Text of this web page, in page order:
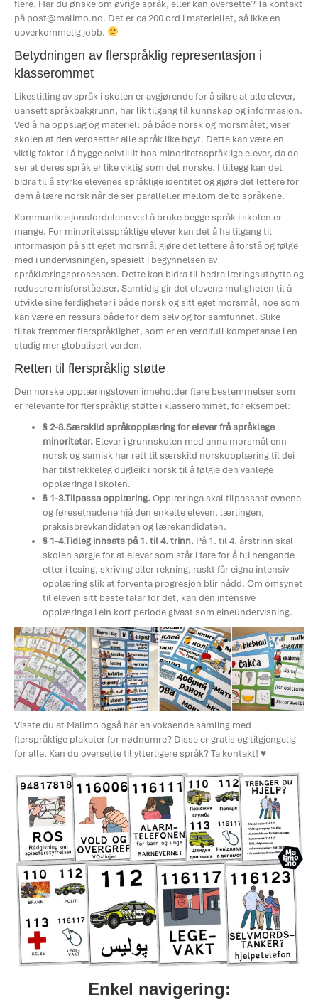
flere. Har du ønske om øvrige språk, eller kan oversette? Ta kontakt
på post@malimo.no. Det er ca 200 ord i materiellet, så ikke en
uoverkommelig jobb.
Betydningen av flerspråklig representasjon i
klasserommet
Likestilling av språk i skolen er avgjørende for å sikre at alle elever,
uansett språkbakgrunn, har lik tilgang til kunnskap og informasjon.
Ved å ha oppslag og materiell på både norsk og morsmålet, viser
skolen at den verdsetter alle språk like høyt. Dette kan være en
viktig faktor i å bygge selvtillit hos minoritetsspråklige elever, da de
ser at deres språk er like viktig som det norske. I tillegg kan det
bidra til å styrke elevenes språklige identitet og gjøre det lettere for
dem å lære norsk når de ser paralleller mellom de to språkene.
Kommunikasjonsfordelene ved å bruke begge språk i skolen er
mange. For minoritetsspråklige elever kan det å ha tilgang til
informasjon på sitt eget morsmål gjøre det lettere å forstå og følge
med i undervisningen, spesielt i begynnelsen av
språklæringsprosessen. Dette kan bidra til bedre læringsutbytte og
redusere misforståelser. Samtidig gir det elevene muligheten til å
utvikle sine ferdigheter i både norsk og sitt eget morsmål, noe som
kan være en ressurs både for dem selv og for samfunnet. Slike
tiltak fremmer flerspråklighet, som er en verdifull kompetanse i en
stadig mer globalisert verden.
Retten til flerspråklig støtte
Den norske opplæringsloven inneholder flere bestemmelser som
er relevante for flerspråklig støtte i klasserommet, for eksempel:
§ 2-8.Særskild språkopplæring for elevar frå språklege
minoritetar. Elevar i grunnskolen med anna morsmål enn
norsk og samisk har rett til særskild norskopplæring til dei
har tilstrekkeleg dugleik i norsk til å følgje den vanlege
opplæringa i skolen.
§ 1-3.Tilpassa opplæring.Opplæringa skal tilpassast evnene
og føresetnadene hjå den enkelte eleven, lærlingen,
praksisbrevkandidaten og lærekandidaten.
§ 1-4.Tidleg innsats på 1. til 4. trinn. På 1. til 4. årstrinn skal
skolen sørgje for at elevar som står i fare for å bli hengande
etter i lesing, skriving eller rekning, raskt får eigna intensiv
opplæring slik at forventa progresjon blir nådd. Om omsynet
til eleven sitt beste talar for det, kan den intensive
opplæringa i ein kort periode givast som eineundervisning.
Visste du at Malimo også har en voksende samling med
flerspråklige plakater for nødnumre? Disse er gratis og tilgjengelig
for alle. Kan du oversette til ytterligere språk? Ta kontakt! ♥
Enkel navigering: